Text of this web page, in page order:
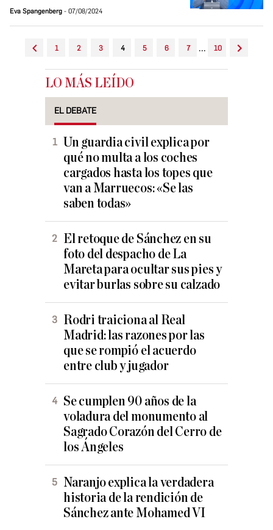
Eva Spangenberg 07/08/2024
1 2 3 4 5 6 7 ... 10
LO MÁS LEÍDO
EL DEBATE
Un guardia civil explica por
qué no multa a los coches
cargados hasta los topes que
van a Marruecos: «Se las
saben todas»
El retoque de Sánchez en su
foto del despacho de La
Mareta para ocultar sus pies y
evitar burlas sobre su calzado
Rodri traiciona al Real
Madrid: las razones por las
que se rompió el acuerdo
entre club y jugador
Se cumplen 90 años de la
voladura del monumento al
Sagrado Corazón del Cerro de
los Ángeles
Naranjo explica la verdadera
historia de la rendición de
Sánchez ante Mohamed VI